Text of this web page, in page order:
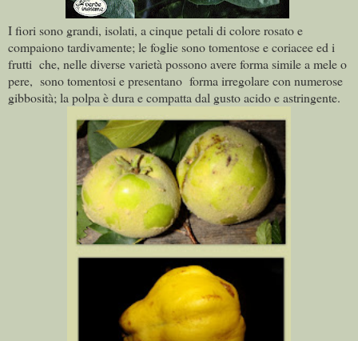
I fiori sono grandi, isolati, a cinque petali di colore rosato e
compaiono tardivamente; le foglie sono tomentose e coriacee ed i
frutti che, nelle diverse varietà possono avere forma simile a mele o
pere, sono tomentosi e presentano forma irregolare con numerose
gibbosità; la polpa è dura e compatta dal gusto acido e astringente.